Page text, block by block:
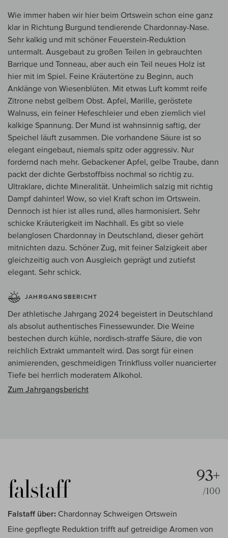
Wie immer haben wir hier beim Ortswein schon eine ganz
klar in Richtung Burgund tendierende Chardonnay-Nase.
Sehr kalkig und mit schöner Feuerstein-Reduktion
untermalt. Ausgebaut zu großen Teilen in gebrauchten
Barrique und Tonneau, aber auch ein Teil neues Holz ist
hier mit im Spiel. Feine Kräutertöne zu Beginn, auch
Anklänge von Wiesenblüten. Mit etwas Luft kommt reife
Zitrone nebst gelbem Obst. Apfel, Marille, geröstete
Walnuss, ein feiner Hefeschleier und eben ziemlich viel
kalkige Spannung. Der Mund ist wahnsinnig saftig, der
Speichel läuft zusammen. Die vorhandene Säure ist so
elegant eingebaut, niemals spitz oder aggressiv. Nur
fordernd nach mehr. Gebackener Apfel, gelbe Traube, dann
packt der dichte Gerbstoffbiss nochmal so richtig zu.
Ultraklare, dichte Mineralität. Unheimlich salzig mit richtig
Dampf dahinter! Wow, so viel Kraft schon im Ortswein.
Dennoch ist hier ist alles rund, alles harmonisiert. Sehr
schicke Kräuterigkeit im Nachhall. Es gibt so viele
belanglosen Chardonnay in Deutschland, dieser gehört
mitnichten dazu. Schöner Zug, mit feiner Salzigkeit aber
gleichzeitig auch von Ausgleich geprägt und zutiefst
elegant. Sehr schick.
JAHRGANGSBERICHT
Der athletische Jahrgang 2024 begeistert in Deutschland
als absolut authentisches Finessewunder. Die Weine
bestechen durch kühle, nordisch-straffe Säure, die von
reichlich Extrakt ummantelt wird. Das sorgt für einen
animierenden, geschmeidigen Trinkfluss voller nuancierter
Tiefe bei herrlich moderatem Alkohol.
Zum Jahrgangsbericht
93+
/100
Falstaff über: Chardonnay Schweigen Ortswein
Eine gepflegte Reduktion trifft auf getreidige Aromen von